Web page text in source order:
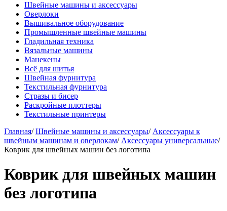
Швейные машины и аксессуары
Оверлоки
Вышивальное оборудование
Промышленные швейные машины
Гладильная техника
Вязальные машины
Манекены
Всё для шитья
Швейная фурнитура
Текстильная фурнитура
Стразы и бисер
Раскройные плоттеры
Текстильные принтеры
Главная/ Швейные машины и аксессуары/ Аксессуары к
швейным машинам и оверлокам/ Аксессуары универсальные/
Коврик для швейных машин без логотипа
Коврик для швейных машин
без логотипа